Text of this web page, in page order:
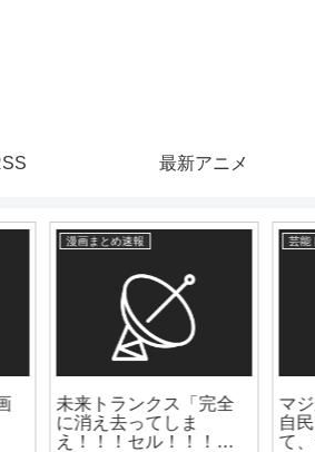
最新アニメ
トレンディまとめ
か！？長瀬智也
党への風刺投稿っ
ヤバってwww
芸能トレンディまとめ
可愛い！？デ
を笑顔で報告